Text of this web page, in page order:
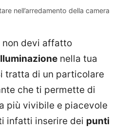
nell’arredamento della camera
non devi affatto
nella tua
tratta di un particolare
che ti permette di
più vivibile e piacevole
infatti inserire dei punti